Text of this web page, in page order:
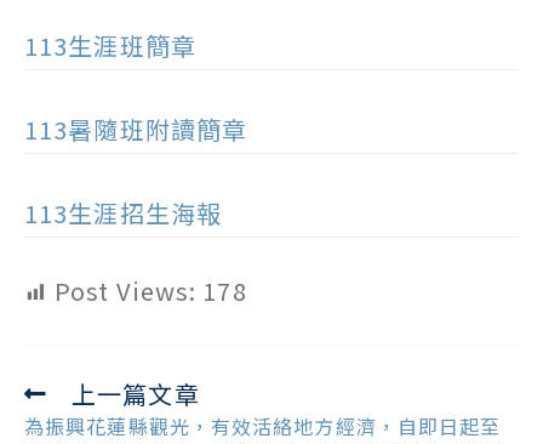
113生涯班簡章
113暑隨班附讀簡章
113生涯招生海報
Post Views: 178
Read
more
上一篇文章
為振興花蓮縣觀光，有效活絡地方經濟，自即日起至